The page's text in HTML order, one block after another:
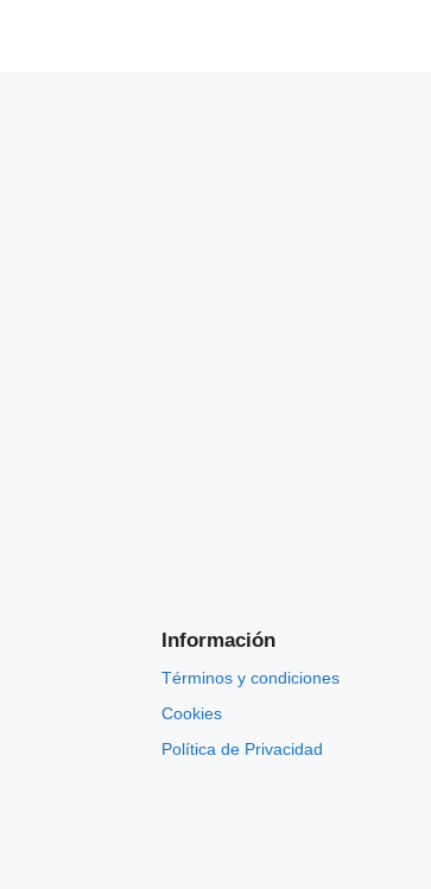
Información
Términos y condiciones
Cookies
Política de Privacidad